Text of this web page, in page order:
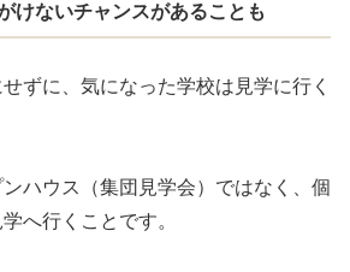
けないチャンスがあることも
ずに、気になった学校は見学に行く
ハウス（集団見学会）ではなく、個
へ行くことです。